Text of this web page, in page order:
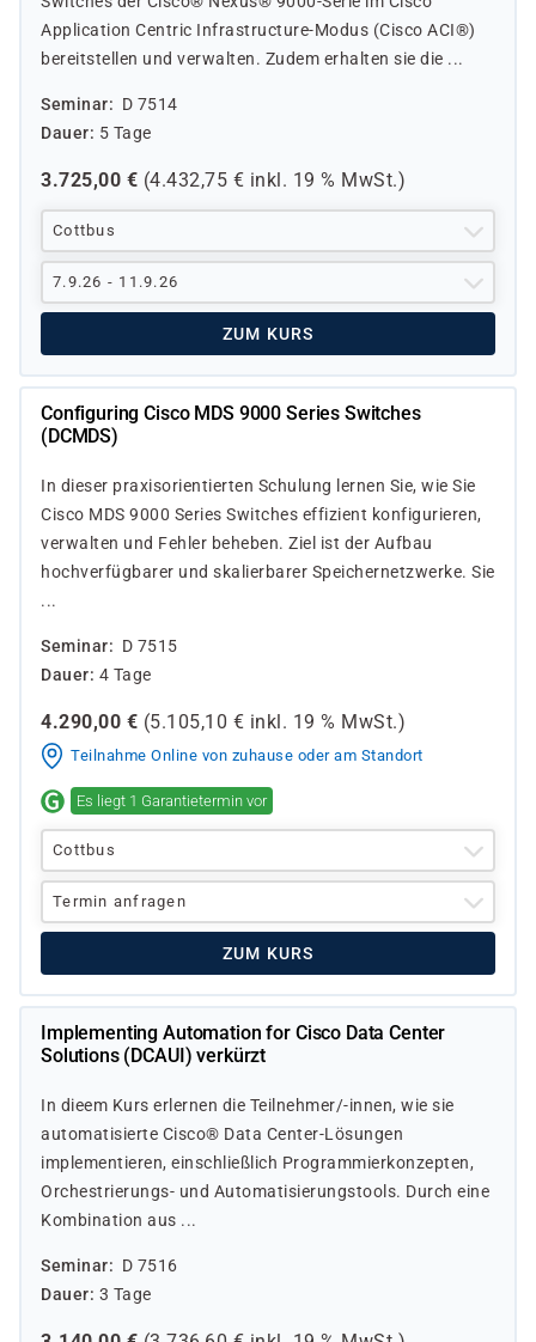
Application Centric Infrastructure-Modus (Cisco ACI®)
bereitstellen und verwalten. Zudem erhalten sie die ...
Seminar
D 7514
Dauer
5 Tage
3.725,00 € (4.432,75 € inkl. 19 % MwSt.)
Cottbus
7.9.26 - 11.9.26
ZUM KURS
Configuring Cisco MDS 9000 Series Switches
(DCMDS)
In dieser praxisorientierten Schulung lernen Sie, wie Sie
Cisco MDS 9000 Series Switches effizient konfigurieren,
verwalten und Fehler beheben. Ziel ist der Aufbau
hochverfügbarer und skalierbarer Speichernetzwerke. Sie
...
Seminar
D 7515
Dauer 4 Tage
4.290,00 € (5.105,10 € inkl. 19 % MwSt.)
Teilnahme Online von zuhause oder am Standort
Es liegt 1 Garantietermin vor
Cottbus
Termin anfragen
ZUM KURS
Implementing Automation for Cisco Data Center
Solutions (DCAUI) verkürzt
In dieem Kurs erlernen die Teilnehmer/-innen, wie sie
automatisierte Cisco® Data Center-Lösungen
implementieren, einschließlich Programmierkonzepten,
Orchestrierungs- und Automatisierungstools. Durch eine
Kombination aus ...
Seminar
D 7516
Dauer 3 Tage